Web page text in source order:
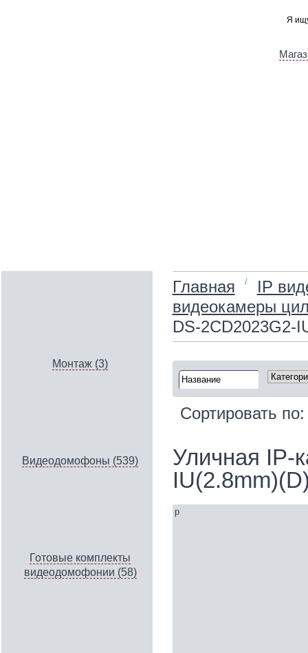
Монтаж (3)
Видеодомофоны (539)
Готовые комплекты
видеодомофонии (58)
Главная /
IP
видеокамеры
DS-2CD2023G2-
Сортировать
Уличная
p